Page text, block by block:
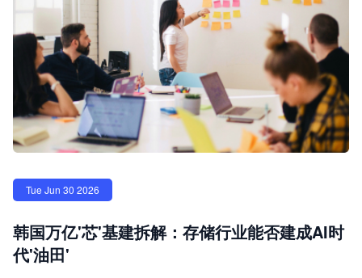
Tue Jun 30 2026
韩国万亿'芯'基建拆解：存储行业能否建成AI时
代'油田'